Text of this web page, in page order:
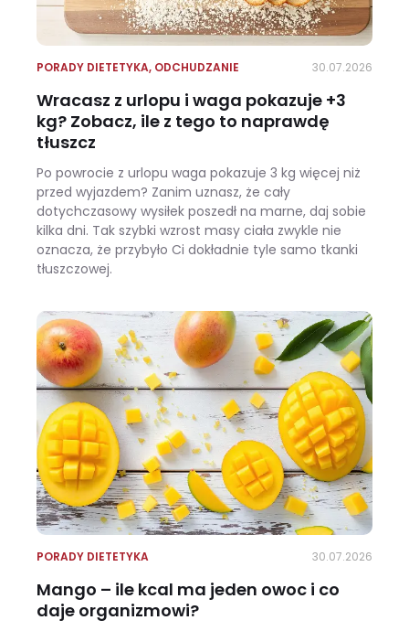
PORADY DIETETYKA, ODCHUDZANIE 30.07.2026
Wracasz z urlopu i waga pokazuje +3
kg? Zobacz, ile z tego to naprawdę
tłuszcz
Po powrocie z urlopu waga pokazuje 3 kg więcej niż
przed wyjazdem? Zanim uznasz, że cały
dotychczasowy wysiłek poszedł na marne, daj sobie
kilka dni. Tak szybki wzrost masy ciała zwykle nie
oznacza, że przybyło Ci dokładnie tyle samo tkanki
tłuszczowej.
PORADY DIETETYKA 30.07.2026
Mango – ile kcal ma jeden owoc i co
daje organizmowi?